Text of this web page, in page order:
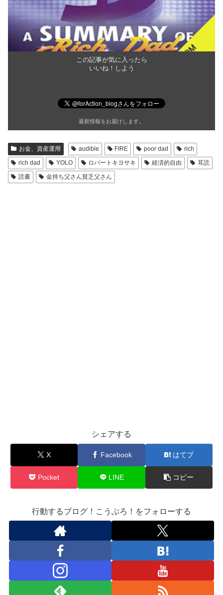
この記事が気に入ったら
いいね！しよう
最新情報をお届けします。
お金、資産運用 audible FIRE poor dad
rich
rich dad
YOLO ロバートキヨサキ 経済的自由
耳読
読書
金持ち父さん貧乏父さん
シェアする
X Facebook はてブ
Pocket LINE コピー
行動するブログ！こうぶろ！をフォローする